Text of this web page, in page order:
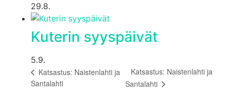
29.8.
Kuterin syyspäivät
5.9.
Katsastus: Naistenlahti ja
Santalahti
Katsastus: Naistenlahti ja
Santalahti